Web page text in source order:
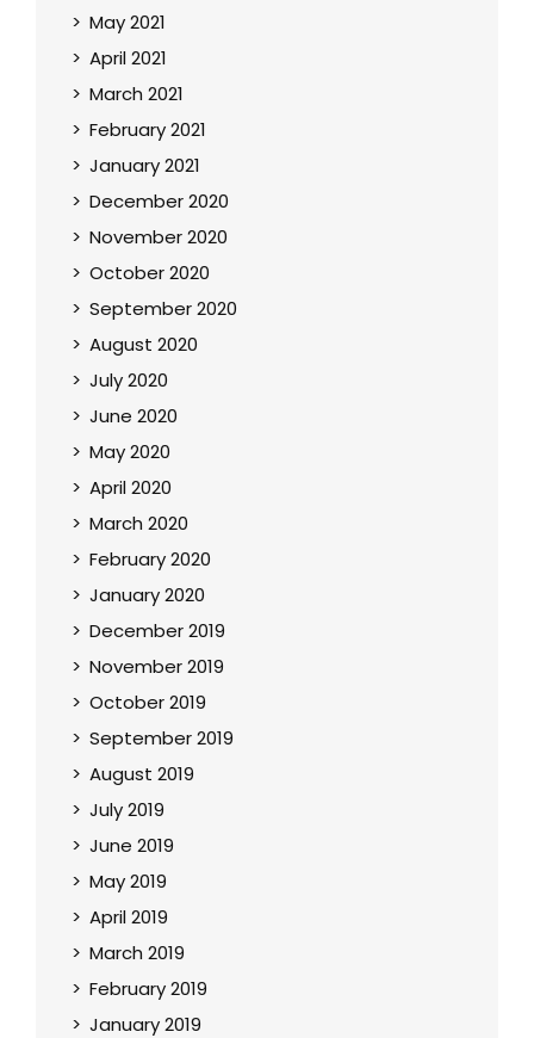
May 2021
April 2021
March 2021
February 2021
January 2021
December 2020
November 2020
October 2020
September 2020
August 2020
July 2020
June 2020
May 2020
April 2020
March 2020
February 2020
January 2020
December 2019
November 2019
October 2019
September 2019
August 2019
July 2019
June 2019
May 2019
April 2019
March 2019
February 2019
January 2019